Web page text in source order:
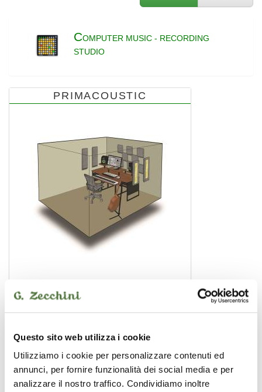
Questo sito web utilizza i cookie
Utilizziamo i cookie per personalizzare contenuti ed
annunci, per fornire funzionalità dei social media e per
analizzare il nostro traffico. Condividiamo inoltre
COMPUTER MUSIC - RECORDING
STUDIO
PRIMACOUSTIC
LONDON 8
PRIMACOUSTIC